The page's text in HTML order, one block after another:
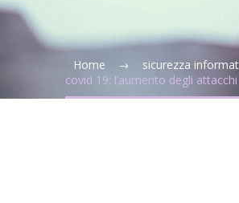
Home
sicurezza
covid 19: l’aumento degli